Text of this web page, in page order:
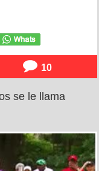
10
se le llama